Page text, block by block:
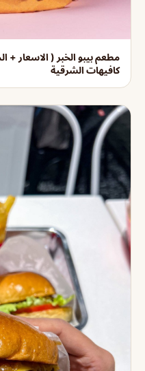
مطعم بيبو الخبر ( الاسعار +
كافيهات الشرقية